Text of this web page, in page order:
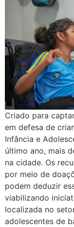
Criado para
em defesa de
Infância e
último ano, mais
na cidade. Os
por meio de
podem deduzir
viabilizando
localizada no
adolescentes de